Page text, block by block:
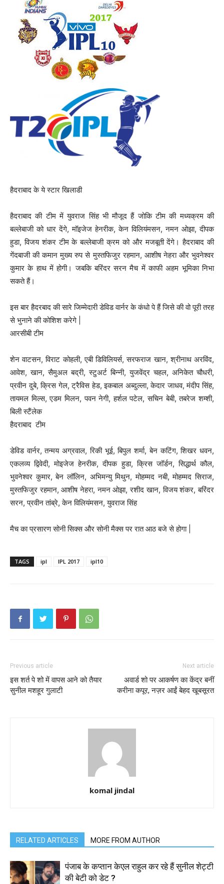
हैदराबाद के ये स्टार खिलाडी
हैदराबाद की टीम में युवराज सिंह भी मौजूद हैं जोकि टीम की मध्यक्रम की
बल्लेबाजी को धार देंगे, मॉइजेज हेनरीक, केन विलियंमसन, नमन ओझा, दीपक
हुडा, विजय शंकर टीम के बल्लेबाजी क्रम को और मजबूती देंगे। हैदराबाद की
गेंदबाजी की कमान मुख्य रुप से मुस्तफिजुर रहमान, आशीष नेहरा और भुवनेश्वर
कुमार के हाथ में होगी। जबकि बरिंदर सरन मैच में काफी अहम भूमिका निभा
सकते हैं।
इस बार हैदरबाद की सारे जिम्मेदारी डेविड वार्नर के कंधो पे हैं जिसे की वो पूरी तरह
से भुनाने की कोशिश करेगे |
आरसीबी टीम
शेन वाटसन, विराट कोहली, एबी डिविलियर्स, सरफराज खान, श्रीनाथ अरविंद,
आवेश, खान, सैमुअल बद्री, स्टुअर्ट बिन्नी, युजवेंद्र चहल, अनिकेत चौधरी,
प्रवीन दुबे, क्रिस गेल, ट्रैविस हेड, इकबाल अब्दुल्ला, केदार जाधव, मंदीप सिंह,
तायमल मिल्स, एडम मिलन, पवन नेगी, हर्शल पटेल, सचिन बेबी, तबरेज शम्शी,
बिली स्टैंलेक
हैदराबाद टीम
डेविड वार्नर, तन्मय अग्रवाल, रिकी भूई, बिपुल शर्मा, बेन कटिंग, शिखर धवन,
एकलव्य द्विवेदी, मोइजेज हेनरीक, दीपक हुडा, क्रिस जॉर्डन, सिद्धार्थ कौल,
भुवनेश्वर कुमार, बेन लॉलिन, अभिमन्यु मिथुन, मोहम्मद नबी, मोहम्मद सिराज,
मुस्तफिजुर रहमान, आशीष नेहरा, नमन ओझा, रशीद खान, विजय शंकर, बरिंदर
सरन, प्रवीन तांब्रे, केन विलियंमसन, युवराज सिंह
मैच का प्रसारण सोनी सिक्स और सोनी मैक्स पर रात आठ बजे से होगा |
TAGS ipl IPL 2017 ipl10
Previous article
इस शर्त पे शो में वापस आने को तैयार
सुनील मशहूर गुलाटी
Next article
अवार्ड शो पर आकर्षण का केंद्र बनीं
करीना कपूर, नज़र आईं बेहद खूबसूरत
komal jindal
RELATED ARTICLES MORE FROM AUTHOR
पंजाब के कप्तान केएल राहुल कर रहे हैं सुनील शेट्टी
की बेटी को डेट ?